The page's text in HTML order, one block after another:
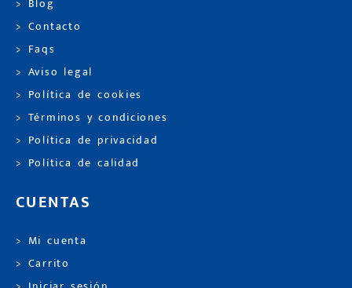
> Blog
> Contacto
> Faqs
> Aviso legal
> Política de cookies
> Términos y condiciones
> Política de privacidad
> Política de calidad
CUENTAS
> Mi cuenta
> Carrito